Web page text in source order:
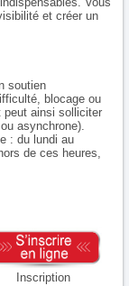
et créer un
soutien
blocage ou
peut ainsi solliciter
asynchrone).
: du lundi au
de ces heures,
Inscription